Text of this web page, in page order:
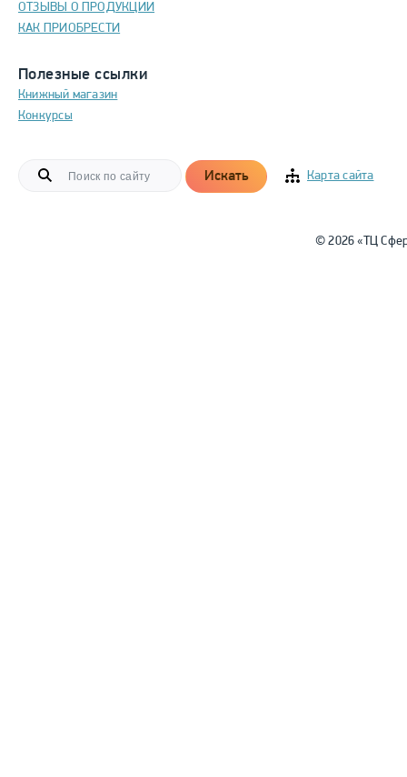
ОТЗЫВЫ О ПРОДУКЦИИ
КАК ПРИОБРЕСТИ
Полезные ссылки
Книжный магазин
Конкурсы
Искать Карта сайта
© 2026 «ТЦ